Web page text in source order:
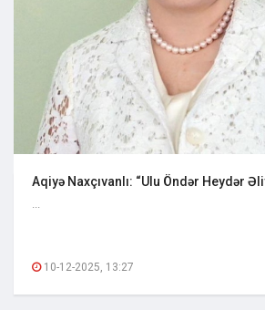
Aqiyə Naxçıvanlı: “Ulu Öndər Heydər
10-12-2025, 13:27